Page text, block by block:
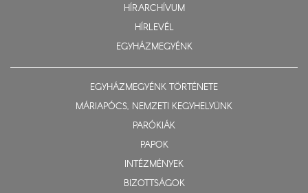
HÍRARCHÍVUM
HÍRLEVÉL
EGYHÁZMEGYÉNK
EGYHÁZMEGYÉNK TÖRTÉNETE
MÁRIAPÓCS, NEMZETI KEGYHELYÜNK
PARÓKIÁK
PAPOK
INTÉZMÉNYEK
BIZOTTSÁGOK